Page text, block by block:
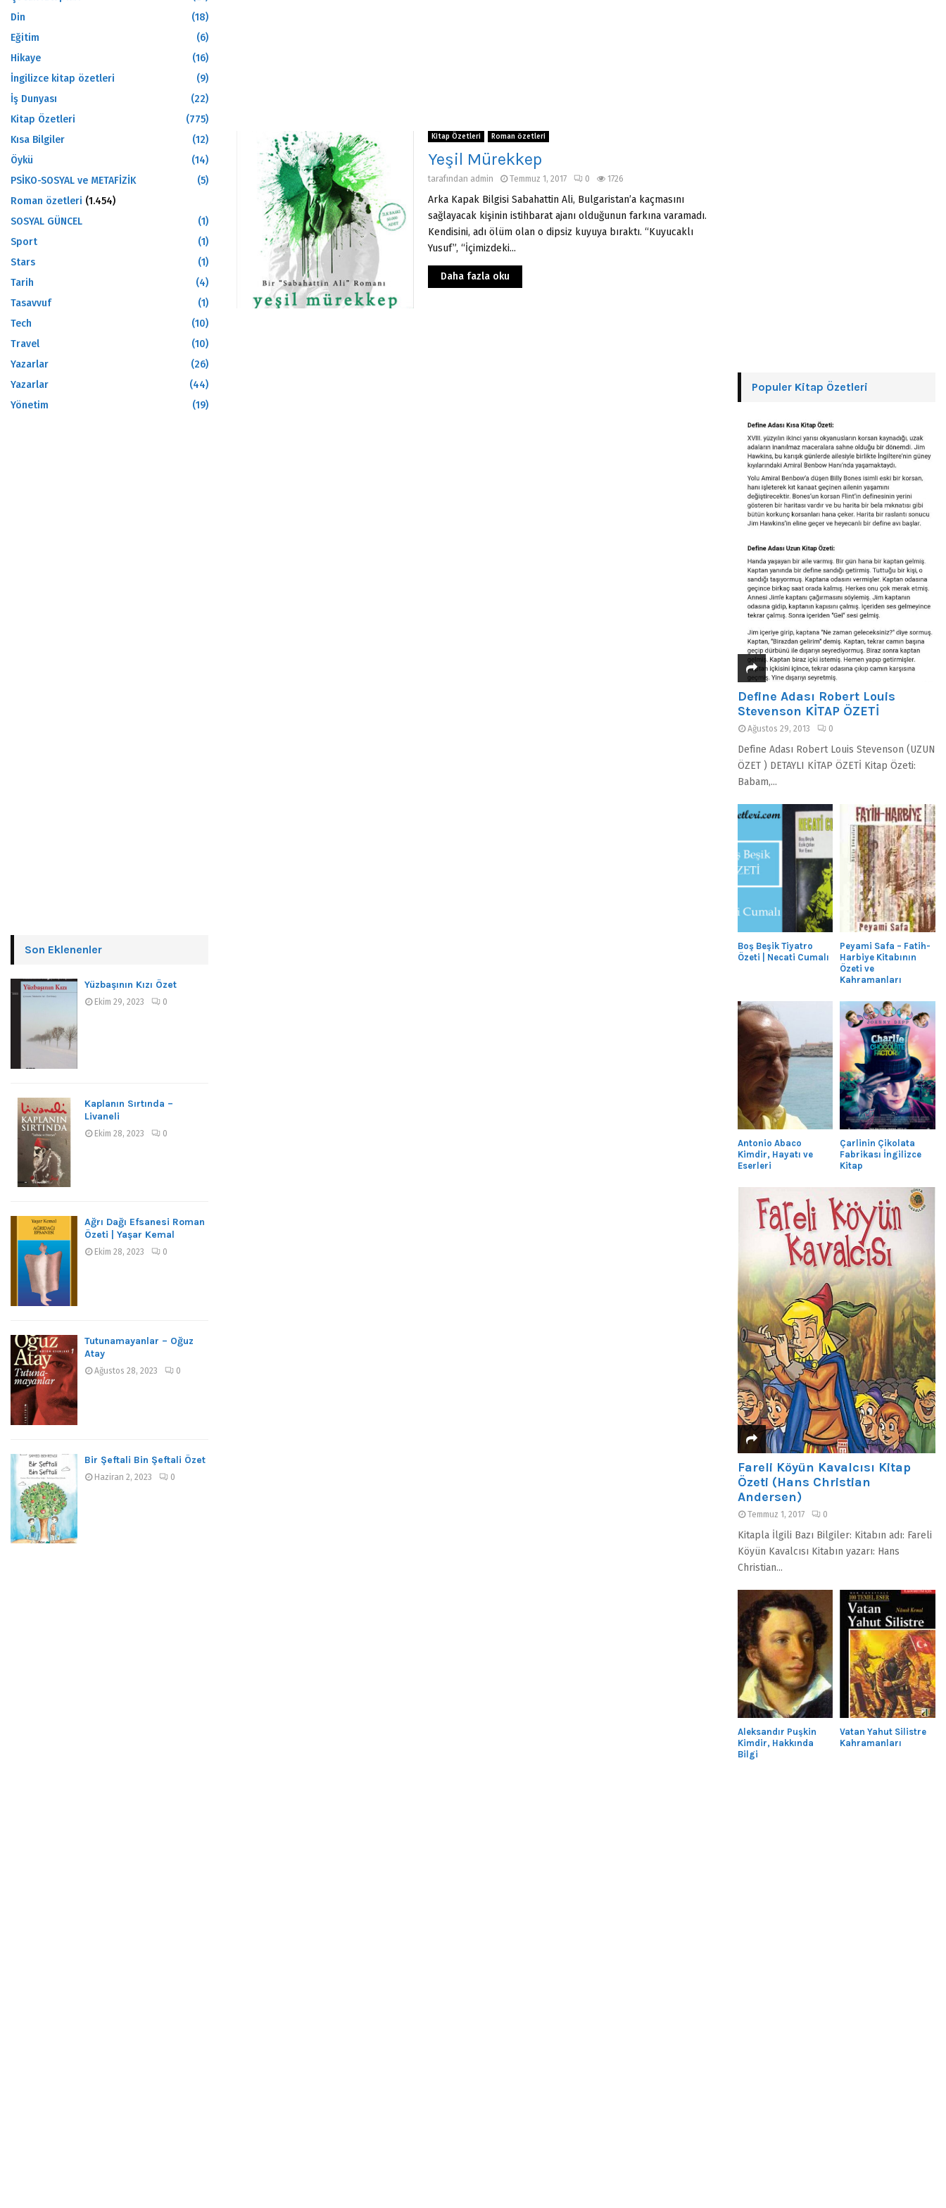
Kitap Özetleri Roman özetleri
Yeşil Mürekkep
tarafından admin Temmuz 1, 2017 0 1726
Arka Kapak Bilgisi Sabahattin Ali, Bulgaristan’a kaçmasını
sağlayacak kişinin istihbarat ajanı olduğunun farkına varamadı.
Kendisini, adı ölüm olan o dipsiz kuyuya bıraktı. “Kuyucaklı
Yusuf”, “İçimizdeki...
Daha fazla oku
Din
(18)
Eğitim
(6)
Hikaye
(16)
İngilizce kitap özetleri
(9)
İş Dunyası
(22)
Kitap Özetleri
(775)
Kısa Bilgiler
(12)
Öykü
(14)
PSİKO-SOSYAL ve METAFİZİK
(5)
Roman özetleri (1.454)
SOSYAL GÜNCEL
(1)
Sport
(1)
Stars
(1)
Tarih
(4)
Tasavvuf
(1)
Tech
(10)
Travel
(10)
Yazarlar
(26)
Yazarlar
(44)
Yönetim
(19)
Son Eklenenler
Yüzbaşının Kızı Özet
Ekim 29, 2023 0
Kaplanın Sırtında –
Livaneli
Ekim 28, 2023 0
Ağrı Dağı Efsanesi Roman
Özeti | Yaşar Kemal
Ekim 28, 2023 0
Tutunamayanlar – Oğuz
Atay
Ağustos 28, 2023 0
Bir Şeftali Bin Şeftali Özet
Haziran 2, 2023 0
Populer Kitap Özetleri
Define Adası Robert Louis
Stevenson KİTAP ÖZETİ
Ağustos 29, 2013 0
Define Adası Robert Louis Stevenson (UZUN
ÖZET ) DETAYLI KİTAP ÖZETİ Kitap Özeti:
Babam,...
Boş Beşik Tiyatro
Özeti | Necati Cumalı
Peyami Safa – Fatih-
Harbiye Kitabının
Özeti ve
Kahramanları
Antonio Abaco
Kimdir, Hayatı ve
Eserleri
Çarlinin Çikolata
Fabrikası İngilizce
Kitap
Fareli Köyün Kavalcısı Kitap
Özeti (Hans Christian
Andersen)
Temmuz 1, 2017 0
Kitapla İlgili Bazı Bilgiler: Kitabın adı: Fareli
Köyün Kavalcısı Kitabın yazarı: Hans
Christian...
Aleksandır Puşkin
Kimdir, Hakkında
Bilgi
Vatan Yahut Silistre
Kahramanları